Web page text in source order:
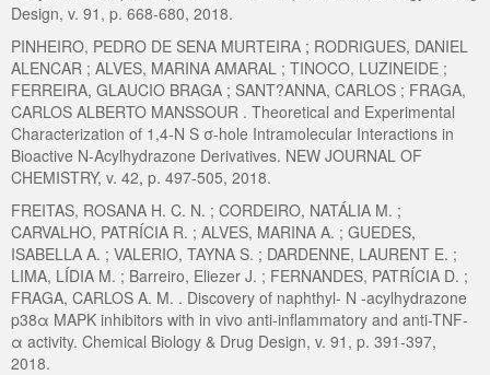
Design, v. 91, p. 668-680, 2018.
PINHEIRO, PEDRO DE SENA MURTEIRA ; RODRIGUES, DANIEL
ALENCAR ; ALVES, MARINA AMARAL ; TINOCO, LUZINEIDE ;
FERREIRA, GLAUCIO BRAGA ; SANT?ANNA, CARLOS ; FRAGA,
CARLOS ALBERTO MANSSOUR . Theoretical and Experimental
Characterization of 1,4-N S σ-hole Intramolecular Interactions in
Bioactive N-Acylhydrazone Derivatives. NEW JOURNAL OF
CHEMISTRY, v. 42, p. 497-505, 2018.
FREITAS, ROSANA H. C. N. ; CORDEIRO, NATÁLIA M. ;
CARVALHO, PATRÍCIA R. ; ALVES, MARINA A. ; GUEDES,
ISABELLA A. ; VALERIO, TAYNA S. ; DARDENNE, LAURENT E. ;
LIMA, LÍDIA M. ; Barreiro, Eliezer J. ; FERNANDES, PATRÍCIA D. ;
FRAGA, CARLOS A. M. . Discovery of naphthyl- N -acylhydrazone
p38α MAPK inhibitors with in vivo anti-inflammatory and anti-TNF-
α activity. Chemical Biology & Drug Design, v. 91, p. 391-397,
2018.